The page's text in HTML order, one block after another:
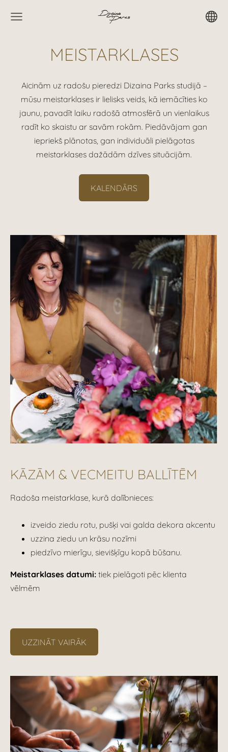
MEISTARKLASES
Aicinām uz radošu pieredzi Dizaina Parks studijā –
mūsu meistarklases ir lielisks veids, kā iemācīties ko
jaunu, pavadīt laiku radošā atmosfērā un vienlaikus
radīt ko skaistu ar savām rokām. Piedāvājam gan
iepriekš plānotas, gan individuāli pielāgotas
meistarklases dažādām dzīves situācijām.
KALENDĀRS
KĀZĀM & VECMEITU BALLĪTĒM
Radoša meistarklase, kurā dalībnieces:
izveido ziedu rotu, pušķi vai galda dekora akcentu
uzzina ziedu un krāsu nozīmi
piedzīvo mierīgu, sievišķīgu kopā būšanu.
Meistarklases datumi: tiek pielāgoti pēc klienta
vēlmēm
UZZINĀT VAIRĀK